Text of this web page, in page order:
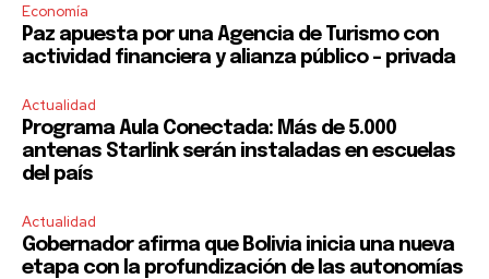
Economía
Paz apuesta por una Agencia de Turismo con
actividad financiera y alianza público – privada
Actualidad
Programa Aula Conectada: Más de 5.000
antenas Starlink serán instaladas en escuelas
del país
Actualidad
Gobernador afirma que Bolivia inicia una nueva
etapa con la profundización de las autonomías